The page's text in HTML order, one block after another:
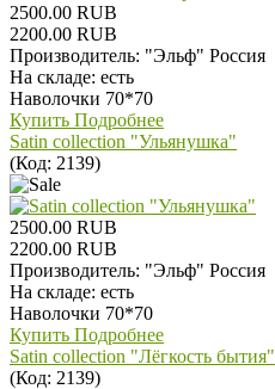
2500.00 RUB
2200.00 RUB
Производитель: "Эльф" Россия
На складе: есть
Наволочки 70*70
Купить Подробнее
Satin collection "Ульянушка"
(Код: 2139)
2500.00 RUB
2200.00 RUB
Производитель: "Эльф" Россия
На складе: есть
Наволочки 70*70
Купить Подробнее
Satin collection "Лёгкость бытия"
(Код: 2139)